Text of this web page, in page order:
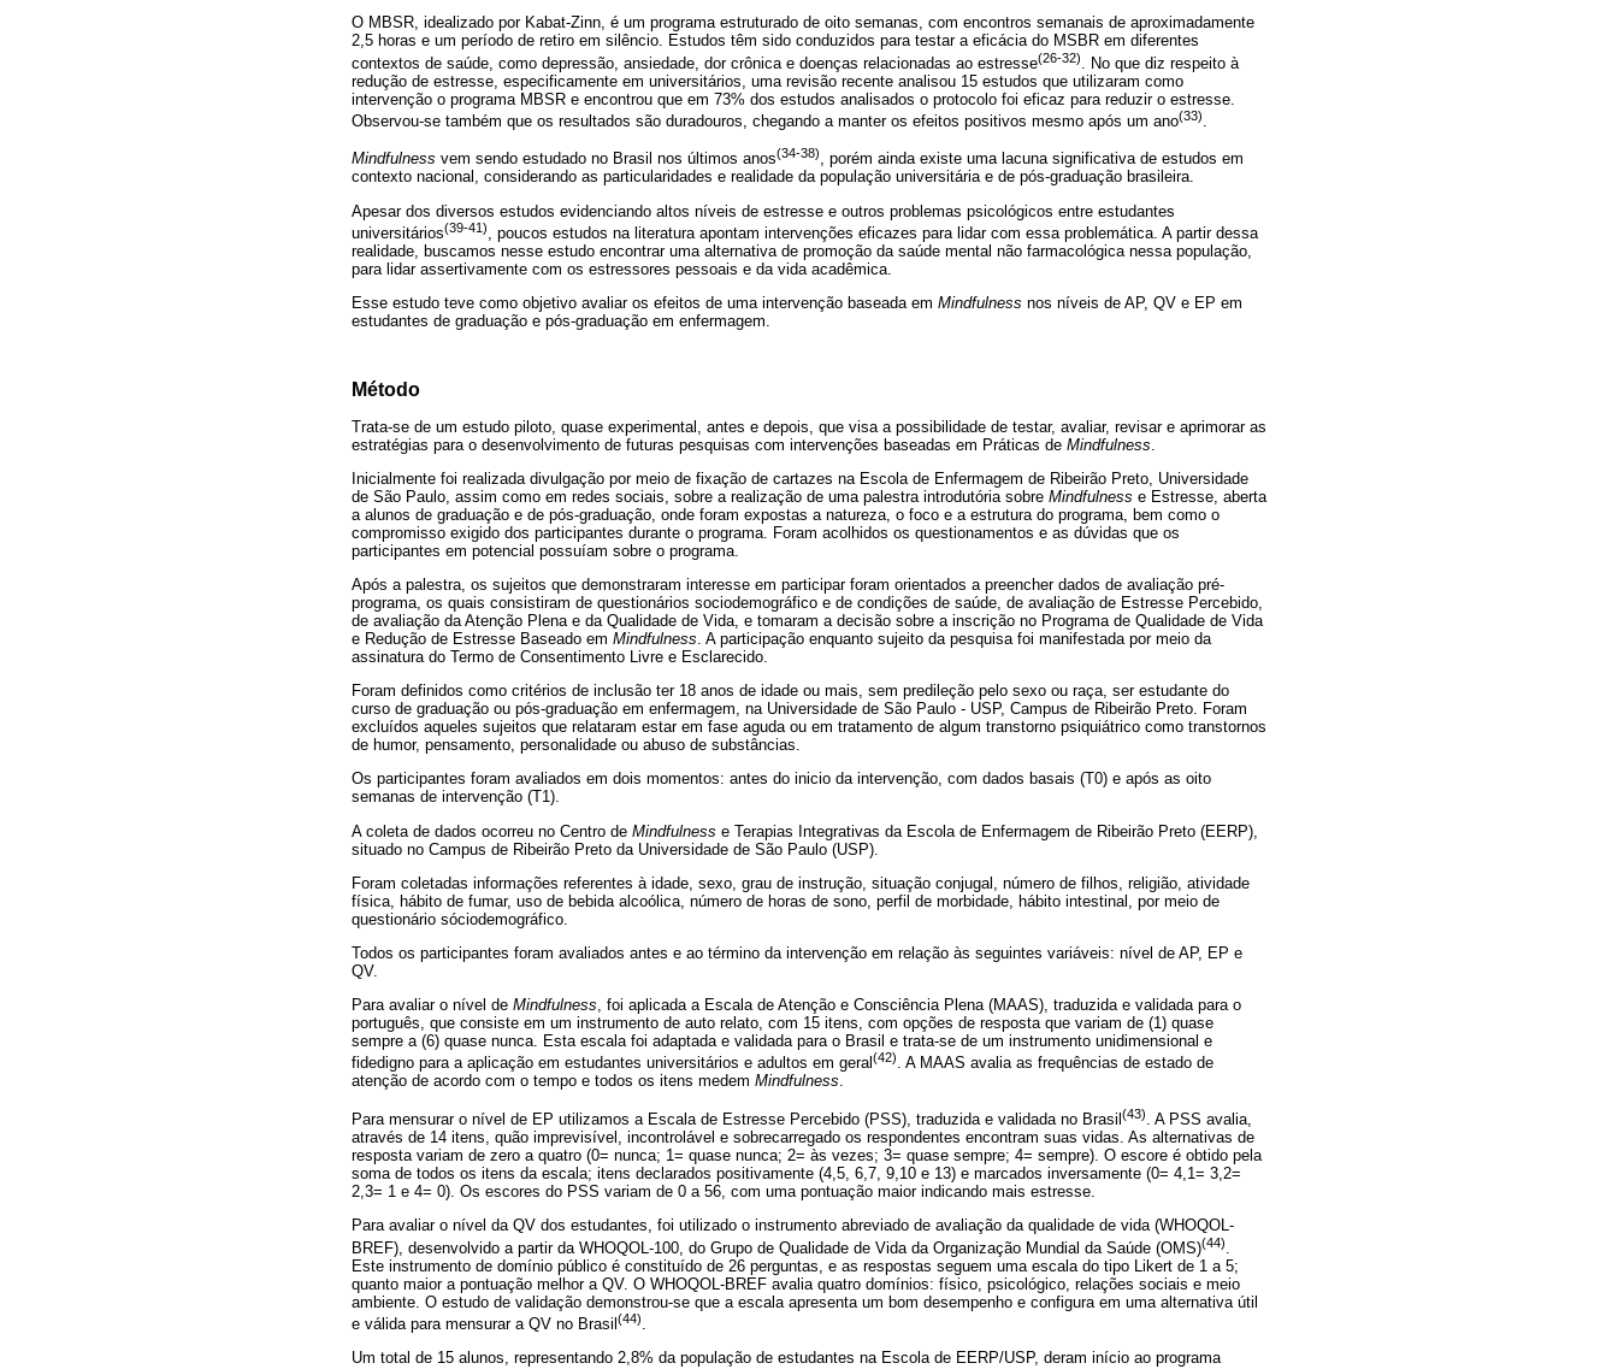
O MBSR, idealizado por Kabat-Zinn, é um programa estruturado de oito semanas, com encontros semanais de aproximadamente
2,5 horas e um período de retiro em silêncio. Estudos têm sido conduzidos para testar a eficácia do MSBR em diferentes
contextos de saúde, como depressão, ansiedade, dor crônica e doenças relacionadas ao estresse(26-32)
. No que diz respeito à
redução de estresse, especificamente em universitários, uma revisão recente analisou 15 estudos que utilizaram como
intervenção o programa MBSR e encontrou que em 73% dos estudos analisados o protocolo foi eficaz para reduzir o estresse.
Observou-se também que os resultados são duradouros, chegando a manter os efeitos positivos mesmo após um ano(33)
Mindfulness vem sendo estudado no Brasil nos últimos anos(34-38), porém ainda existe uma lacuna significativa de estudos em
contexto nacional, considerando as particularidades e realidade da população universitária e de pós-graduação brasileira.
Apesar dos diversos estudos evidenciando altos níveis de estresse e outros problemas psicológicos entre estudantes
universitários(39-41)
, poucos estudos na literatura apontam intervenções eficazes para lidar com essa problemática. A partir dessa
realidade, buscamos nesse estudo encontrar uma alternativa de promoção da saúde mental não farmacológica nessa população,
para lidar assertivamente com os estressores pessoais e da vida acadêmica.
Esse estudo teve como objetivo avaliar os efeitos de uma intervenção baseada em Mindfulness nos níveis de AP, QV e EP em
estudantes de graduação e pós-graduação em enfermagem.
Método
Trata-se de um estudo piloto, quase experimental, antes e depois, que visa a possibilidade de testar, avaliar, revisar e aprimorar as
estratégias para o desenvolvimento de futuras pesquisas com intervenções baseadas em Práticas de Mindfulness
Inicialmente foi realizada divulgação por meio de fixação de cartazes na Escola de Enfermagem de Ribeirão Preto, Universidade
de São Paulo, assim como em redes sociais, sobre a realização de uma palestra introdutória sobre Mindfulness e Estresse, aberta
a alunos de graduação e de pós-graduação, onde foram expostas a natureza, o foco e a estrutura do programa, bem como o
compromisso exigido dos participantes durante o programa. Foram acolhidos os questionamentos e as dúvidas que os
participantes em potencial possuíam sobre o programa.
Após a palestra, os sujeitos que demonstraram interesse em participar foram orientados a preencher dados de avaliação pré-
programa, os quais consistiram de questionários sociodemográfico e de condições de saúde, de avaliação de Estresse Percebido,
de avaliação da Atenção Plena e da Qualidade de Vida, e tomaram a decisão sobre a inscrição no Programa de Qualidade de Vida
e Redução de Estresse Baseado em Mindfulness. A participação enquanto sujeito da pesquisa foi manifestada por meio da
assinatura do Termo de Consentimento Livre e Esclarecido.
Foram definidos como critérios de inclusão ter 18 anos de idade ou mais, sem predileção pelo sexo ou raça, ser estudante do
curso de graduação ou pós-graduação em enfermagem, na Universidade de São Paulo - USP, Campus de Ribeirão Preto. Foram
excluídos aqueles sujeitos que relataram estar em fase aguda ou em tratamento de algum transtorno psiquiátrico como transtornos
de humor, pensamento, personalidade ou abuso de substâncias.
Os participantes foram avaliados em dois momentos: antes do inicio da intervenção, com dados basais (T0) e após as oito
semanas de intervenção (T1).
A coleta de dados ocorreu no Centro de Mindfulness e Terapias Integrativas da Escola de Enfermagem de Ribeirão Preto (EERP),
situado no Campus de Ribeirão Preto da Universidade de São Paulo (USP).
Foram coletadas informações referentes à idade, sexo, grau de instrução, situação conjugal, número de filhos, religião, atividade
física, hábito de fumar, uso de bebida alcoólica, número de horas de sono, perfil de morbidade, hábito intestinal, por meio de
questionário sóciodemográfico.
Todos os participantes foram avaliados antes e ao término da intervenção em relação às seguintes variáveis: nível de AP, EP e
QV.
Para avaliar o nível de Mindfulness, foi aplicada a Escala de Atenção e Consciência Plena (MAAS), traduzida e validada para o
português, que consiste em um instrumento de auto relato, com 15 itens, com opções de resposta que variam de (1) quase
sempre a (6) quase nunca. Esta escala foi adaptada e validada para o Brasil e trata-se de um instrumento unidimensional e
fidedigno para a aplicação em estudantes universitários e adultos em geral(42). A MAAS avalia as frequências de estado de
atenção de acordo com o tempo e todos os itens medem Mindfulness.
Para mensurar o nível de EP utilizamos a Escala de Estresse Percebido (PSS), traduzida e validada no Brasil (43). A PSS avalia,
através de 14 itens, quão imprevisível, incontrolável e sobrecarregado os respondentes encontram suas vidas. As alternativas de
resposta variam de zero a quatro (0= nunca; 1= quase nunca; 2= às vezes; 3= quase sempre; 4= sempre). O escore é obtido pela
soma de todos os itens da escala; itens declarados positivamente (4,5, 6,7, 9,10 e 13) e marcados inversamente (0= 4,1= 3,2=
2,3= 1 e 4= 0). Os escores do PSS variam de 0 a 56, com uma pontuação maior indicando mais estresse.
Para avaliar o nível da QV dos estudantes, foi utilizado o instrumento abreviado de avaliação da qualidade de vida (WHOQOL-
BREF), desenvolvido a partir da WHOQOL-100, do Grupo de Qualidade de Vida da Organização Mundial da Saúde (OMS)(44)
Este instrumento de domínio público é constituído de 26 perguntas, e as respostas seguem uma escala do tipo Likert de 1 a 5;
quanto maior a pontuação melhor a QV. O WHOQOL-BREF avalia quatro domínios: físico, psicológico, relações sociais e meio
ambiente. O estudo de validação demonstrou-se que a escala apresenta um bom desempenho e configura em uma alternativa útil
e válida para mensurar a QV no Brasil (44)
Um total de 15 alunos, representando 2,8% da população de estudantes na Escola de EERP/USP, deram início ao programa